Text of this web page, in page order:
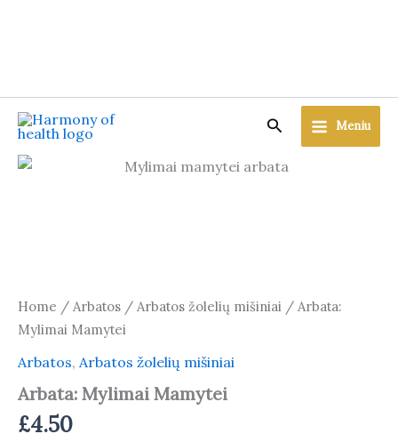
content
Search Meniu
Home / Arbatos / Arbatos žolelių mišiniai / Arbata:
Mylimai Mamytei
Arbatos, Arbatos žolelių mišiniai
Arbata: Mylimai Mamytei
£4.50